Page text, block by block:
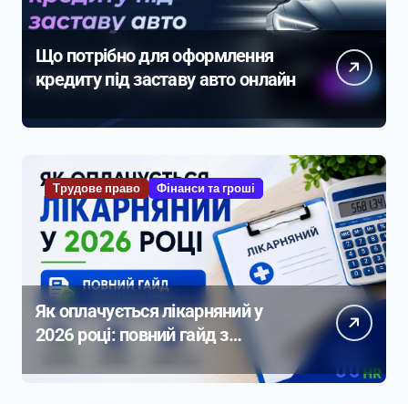
Що потрібно для оформлення
кредиту під заставу авто онлайн
Трудове право Фінанси та гроші
Як оплачується лікарняний у
2026 році: повний гайд з